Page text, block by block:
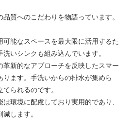
質へのこだわりを物語っています。
可能なスペースを最大限に活用するた
いシンクも組み込んでいます。
革新的なアプローチを反映したスマー
ります。手洗いからの排水が集めら
られるのです。
環境に配慮しており実用的であり、
します。